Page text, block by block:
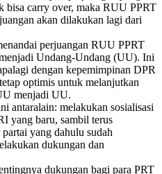
bisa carry over, maka RUU PPRT
akan dilakukan lagi dari
perjuangan RUU PPRT
Undang-Undang (UU). Ini
dengan kepemimpinan DPR
optimis untuk melanjutkan
menjadi UU.
antaralain: melakukan sosialisasi
yang baru, sambil terus
yang dahulu sudah
dukungan dan
dukungan bagi para PRT